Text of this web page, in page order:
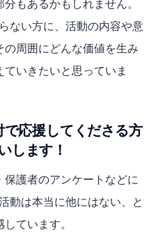
もあるかもしれません。
ない方に、活動の内容や意
周囲にどんな価値を生み
いきたいと思っていま
応援してくださる方
します！
護者のアンケートなどに
動は本当に他にはない、と
ています。